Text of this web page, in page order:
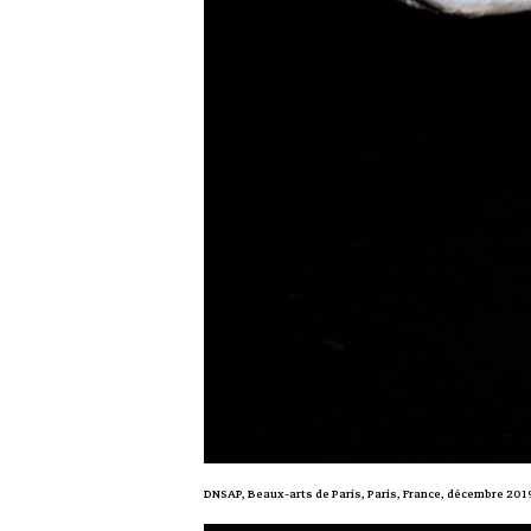
DNSAP, Beaux-arts de Paris, Paris, France, décembre